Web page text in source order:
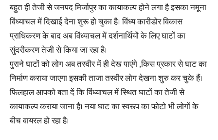
बहुत ही तेजी से जनपद मिर्जापुर का कायाकल्प होने लगा है इसका नमूना
विंध्याचल में दिखाई देना शुरू हो चुका है। विंध्य कारीडोर विकास
प्राधिकरण के बाद अब विंध्याचल में दर्शनार्थियों के लिए घाटों का
सुंदरीकरण तेजी से किया जा रहा है।
पुराने घाटों को लोग अब तस्वीर में ही देख पाएंगे ,किस प्रकार से घाट का
निर्माण कराया जाएगा इसकी ताजा तस्वीर लोग देखना शुरु कर चुके हैं।
फिलहाल आपको बता दें कि विंध्याचल में स्थित घाटों का तेजी से
कायाकल्प कराया जाना है। नया घाट का स्वरूप का फोटो भी लोगों के
बीच वायरल हो रहा है।